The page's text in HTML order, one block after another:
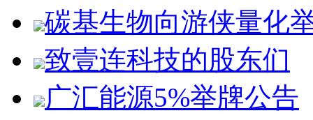
碳基生物向游侠量化
致壹连科技的股东们
广汇能源5%举牌公告